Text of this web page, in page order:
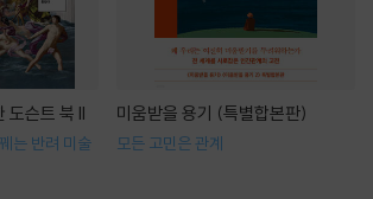
도슨트 북 II
는 반려 미술
미움받을 용기 (특별합본판)
모든 고민은 관계